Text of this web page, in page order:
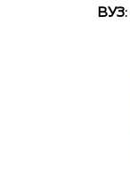
ВУЗ: